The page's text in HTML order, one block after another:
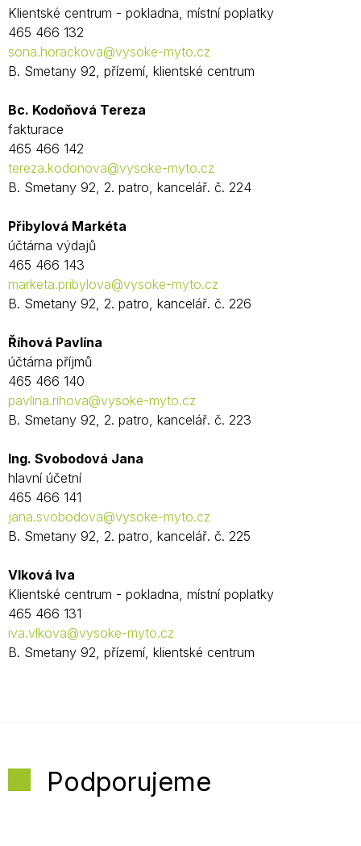
Klientské centrum - pokladna, místní poplatky
465 466 132
sona.horackova@vysoke-myto.cz
B. Smetany 92, přízemí, klientské centrum
Bc. Kodoňová Tereza
fakturace
465 466 142
tereza.kodonova@vysoke-myto.cz
B. Smetany 92, 2. patro, kancelář. č. 224
Přibylová Markéta
účtárna výdajů
465 466 143
marketa.pribylova@vysoke-myto.cz
B. Smetany 92, 2. patro, kancelář. č. 226
Říhová Pavlína
účtárna příjmů
465 466 140
pavlina.rihova@vysoke-myto.cz
B. Smetany 92, 2. patro, kancelář. č. 223
Ing. Svobodová Jana
hlavní účetní
465 466 141
jana.svobodova@vysoke-myto.cz
B. Smetany 92, 2. patro, kancelář. č. 225
Vlková Iva
Klientské centrum - pokladna, místní poplatky
465 466 131
iva.vlkova@vysoke-myto.cz
B. Smetany 92, přízemí, klientské centrum
Podporujeme